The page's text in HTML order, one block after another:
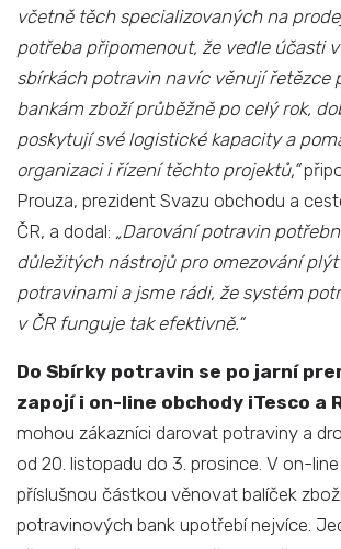
včetně těch specializovaných na
potřeba připomenout, že vedle účasti
sbírkách potravin navíc věnují řetězce
bankám zboží průběžně po celý rok,
poskytují své logistické kapacity a
organizaci i řízení těchto projektů,“
Prouza, prezident Svazu obchodu a
ČR, a dodal: „Darování potravin
důležitých nástrojů pro omezování
potravinami a jsme rádi, že systém
v ČR funguje tak efektivně.“
Do Sbírky potravin se po jarní
zapojí i on-line obchody iTesco a
mohou zákazníci darovat potraviny a
od 20. listopadu do 3. prosince. V on-
příslušnou částkou věnovat balíček
potravinových bank upotřebí nejvíce.